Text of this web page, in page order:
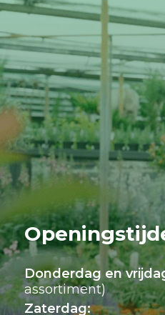
Donderdag en
assortiment)
Zaterdag: